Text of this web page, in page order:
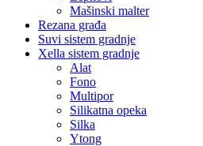
Mašinski malter
Rezana građa
Suvi sistem gradnje
Xella sistem gradnje
Alat
Fono
Multipor
Silikatna opeka
Silka
Ytong